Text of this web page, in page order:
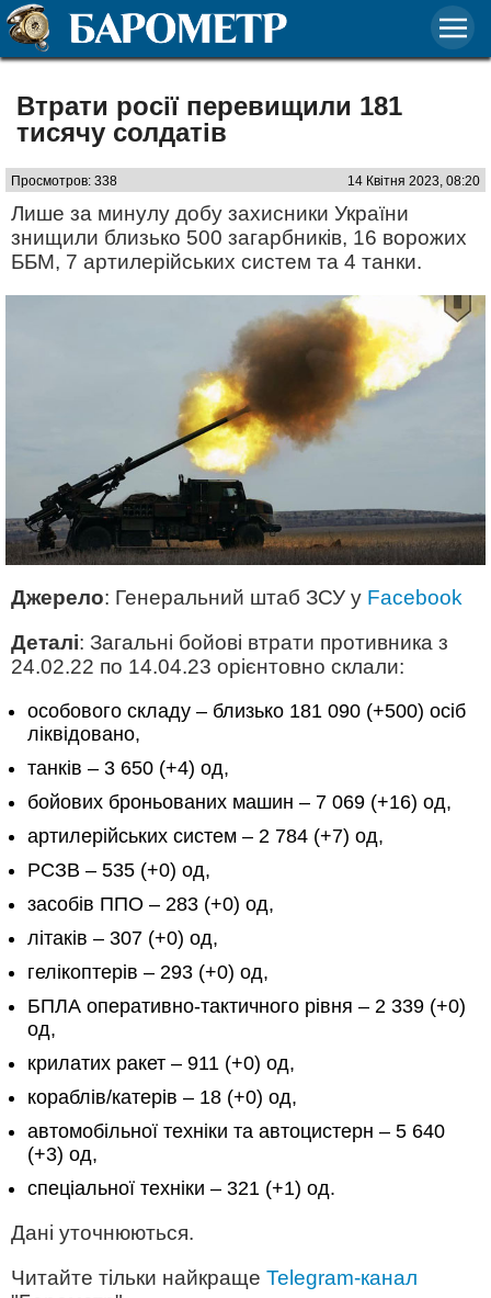
Втрати росії перевищили 181
тисячу солдатів
Просмотров: 338 14 Квітня 2023, 08:20
Лише за минулу добу захисники України
знищили близько 500 загарбників, 16 ворожих
ББМ, 7 артилерійських систем та 4 танки.
Джерело: Генеральний штаб ЗСУ у Facebook
Деталі: Загальні бойові втрати противника з
24.02.22 по 14.04.23 орієнтовно склали:
особового складу – близько 181 090 (+500) осіб
ліквідовано,
танків – 3 650 (+4) од,
бойових броньованих машин – 7 069 (+16) од,
артилерійських систем – 2 784 (+7) од,
РСЗВ – 535 (+0) од,
засобів ППО – 283 (+0) од,
літаків – 307 (+0) од,
гелікоптерів – 293 (+0) од,
БПЛА оперативно-тактичного рівня – 2 339 (+0)
од,
крилатих ракет – 911 (+0) од,
кораблів/катерів – 18 (+0) од,
автомобільної техніки та автоцистерн – 5 640
(+3) од,
спеціальної техніки – 321 (+1) од.
Дані уточнюються.
Читайте тільки найкраще Telegram-канал